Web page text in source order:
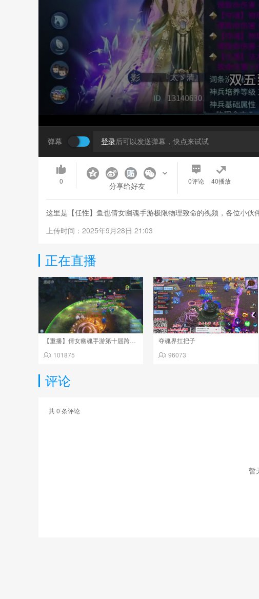
弹幕 登录后可以发送弹幕，快点来试试
0 分享给好友 0评论 40播放
这里是【任性】鱼也倩女幽魂手游极限物理致命的视频，各位小伙
上传时间：2025年9月28日 21:03
正在直播
101875
夺魂界扛把子
96073
评论
共0 条评论
暂